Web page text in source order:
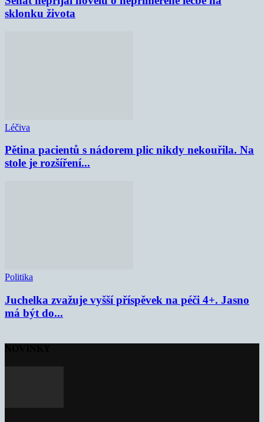
sklonku života
Léčiva
Pětina pacientů s nádorem plic nikdy nekouřila. Na
stole je rozšíření...
Politika
Juchelka zvažuje vyšší příspěvek na péči 4+. Jasno
má být do...